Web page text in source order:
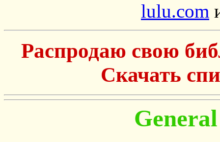
lulu.com
Распродаю свою
Скачать